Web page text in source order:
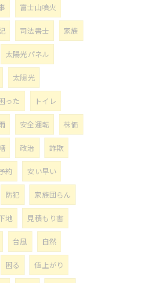
富士山噴火
司法書士 家族
太陽光パネル
太陽光
った トイレ
安全運転 株価
政治 詐欺
約 安い早い
防犯 家族団らん
地 見積もり書
台風 自然
困る 値上がり